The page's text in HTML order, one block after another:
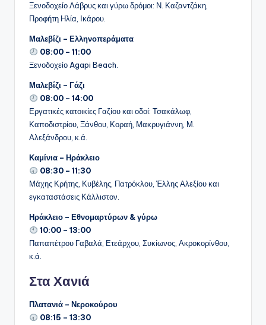
Ξενοδοχείο Λάβρυς και γύρω δρόμοι: Ν. Καζαντζάκη,
Προφήτη Ηλία, Ικάρου.
Μαλεβίζι – Ελληνοπεράματα
08:00 – 11:00
Ξενοδοχείο Agapi Beach.
Μαλεβίζι – Γάζι
08:00 – 14:00
Εργατικές κατοικίες Γαζίου και οδοί: Τσακάλωφ,
Καποδιστρίου, Ξάνθου, Κοραή, Μακρυγιάννη, Μ.
Αλεξάνδρου, κ.ά.
Καμίνια – Ηράκλειο
08:30 – 11:30
Μάχης Κρήτης, Κυβέλης, Πατρόκλου, Έλλης Αλεξίου και
εγκαταστάσεις Κάλλιστον.
Ηράκλειο – Εθνομαρτύρων & γύρω
10:00 – 13:00
Παπαπέτρου Γαβαλά, Ετεάρχου, Συκίωνος, Ακροκορίνθου,
κ.ά.
Στα Χανιά
Πλατανιά – Νεροκούρου
08:15 – 13:30